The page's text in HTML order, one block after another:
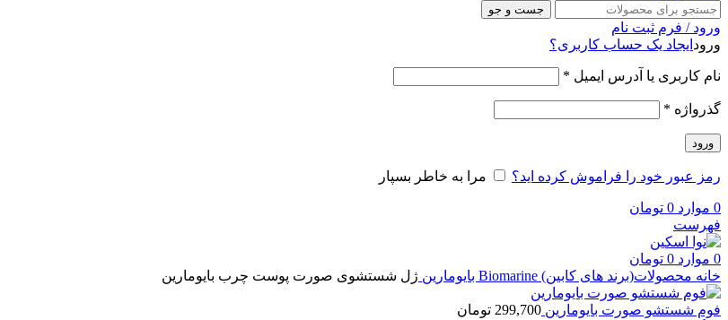
جست و جو
ورود / فرم ثبت نام
ورود ایجاد یک حساب کاربری؟
نام کاربری یا آدرس ایمیل *
گذرواژه *
ورود
رمز عبور خود را فراموش کرده اید؟ مرا به خاطر بسپار
0 موارد 0 تومان
فهرست
0 موارد 0 تومان
خانه محصولات(برند های کابین) Biomarine بایومارین ژل شستشوی صورت پوست چرب بایومارین
فوم شستشو صورت بایومارین 299,700 تومان